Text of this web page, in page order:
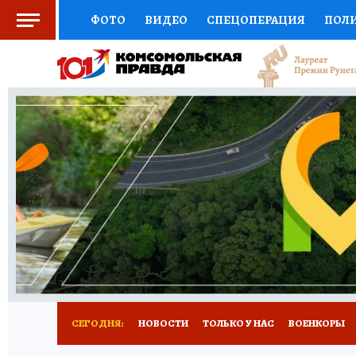
ФОТО ВИДЕО СПЕЦОПЕРАЦИЯ
СОЦПОДДЕРЖКА НАУКА СПОРТ
ВЫБОР ЭКСПЕРТОВ ДОКТОР
КНИЖНАЯ ПОЛКА ПРОГНОЗЫ НА СПОРТ
ПРЕСС-ЦЕНТР НЕДВИЖИМОСТЬ
РАДИО КП РЕКЛАМА ТЕСТЫ НОВОЕ
СЕГОДНЯ: НОВОСТИ ТОЛЬКО У НАС ВОЕНКОРЫ